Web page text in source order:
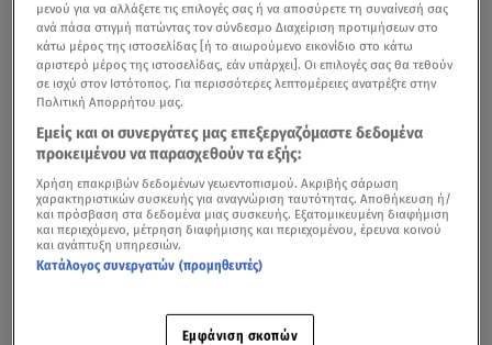
μενού για να αλλάξετε τις επιλογές σας ή να αποσύρετε τη συναίνεσή σας
ανά πάσα στιγμή πατώντας τον σύνδεσμο Διαχείριση προτιμήσεων στο
κάτω μέρος της ιστοσελίδας [ή το αιωρούμενο εικονίδιο στο κάτω
αριστερό μέρος της ιστοσελίδας, εάν υπάρχει]. Οι επιλογές σας θα τεθούν
σε ισχύ στον Ιστότοπος. Για περισσότερες λεπτομέρειες ανατρέξτε στην
Πολιτική Απορρήτου μας.
Εμείς και οι συνεργάτες μας επεξεργαζόμαστε δεδομένα
προκειμένου να παρασχεθούν τα εξής:
Χρήση επακριβών δεδομένων γεωεντοπισμού. Ακριβής σάρωση
χαρακτηριστικών συσκευής για αναγνώριση ταυτότητας. Αποθήκευση ή/
και πρόσβαση στα δεδομένα μιας συσκευής. Εξατομικευμένη διαφήμιση
και περιεχόμενο, μέτρηση διαφήμισης και περιεχομένου, έρευνα κοινού
και ανάπτυξη υπηρεσιών.
Κατάλογος συνεργατών (προμηθευτές)
Εμφάνιση σκοπών